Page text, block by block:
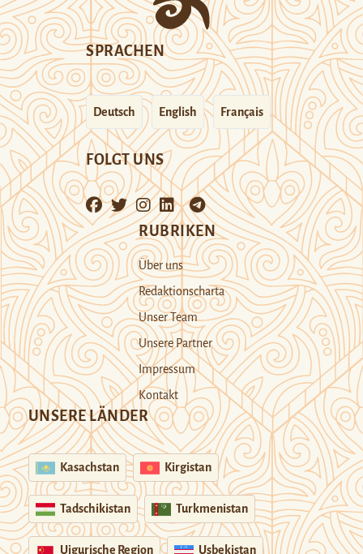
SPRACHEN
Deutsch English Français
FOLGT UNS
RUBRIKEN
Über uns
Redaktionscharta
Unser Team
Unsere Partner
Impressum
Kontakt
UNSERE LÄNDER
Kasachstan Kirgistan
Tadschikistan Turkmenistan
Uigurische Region Usbekistan